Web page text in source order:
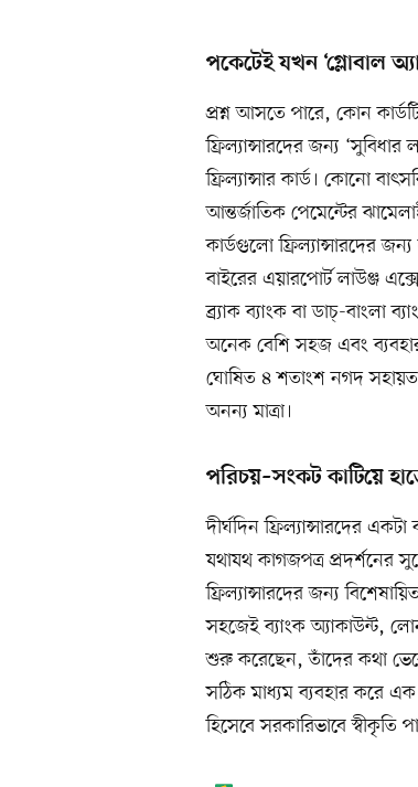
পকেটেই যখন ‘গ্লোবাল
প্রশ্ন আসতে পারে, কোন
ফ্রিল্যান্সারদের জন্য ‘সুবিধার
ফ্রিল্যান্সার কার্ড। কোনো
আন্তর্জাতিক পেমেন্টের
কার্ডগুলো ফ্রিল্যান্সারদের
বাইরের এয়ারপোর্ট লাউঞ্জ
ব্র্যাক ব্যাংক বা ডাচ্‌-বাংলা
অনেক বেশি সহজ এবং
ঘোষিত ৪ শতাংশ নগদ
অনন্য মাত্রা।
পরিচয়–সংকট কাটিয়ে
দীর্ঘদিন ফ্রিল্যান্সারদের
যথাযথ কাগজপত্র প্রদর্শনের
ফ্রিল্যান্সারদের জন্য
সহজেই ব্যাংক অ্যাকাউন্ট,
শুরু করেছেন, তাঁদের কথা
সঠিক মাধ্যম ব্যবহার করে
হিসেবে সরকারিভাবে স্বীকৃতি